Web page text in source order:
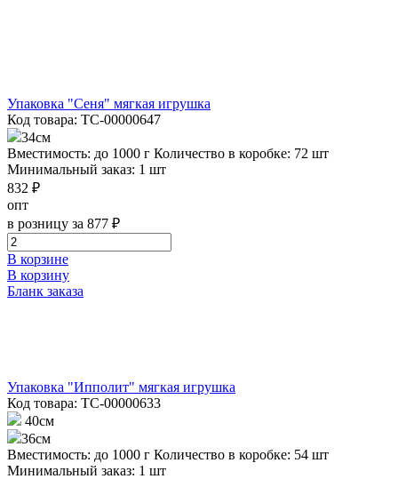
Упаковка "Сеня" мягкая игрушка
Код товара: ТС-00000647
34см
Вместимость: до 1000 г Количество в коробке: 72 шт
Минимальный заказ: 1 шт
832 ₽
опт
в розницу за 877 ₽
В корзине
В корзину
Бланк заказа
Упаковка "Ипполит" мягкая игрушка
Код товара: ТС-00000633
40см
36см
Вместимость: до 1000 г Количество в коробке: 54 шт
Минимальный заказ: 1 шт